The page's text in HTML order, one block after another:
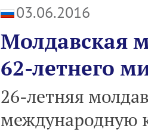
03.06.2016
Молдавская
62-летнего
26-летняя
международную